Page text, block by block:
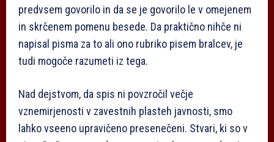
predvsem govorilo in da se je govorilo le v omejenem
in skrčenem pomenu besede. Da praktično nihče ni
napisal pisma za to ali ono rubriko pisem bralcev, je
tudi mogoče razumeti iz tega.
Nad dejstvom, da spis ni povzročil večje
vznemirjenosti v zavestnih plasteh javnosti, smo
lahko vseeno upravičeno presenečeni. Stvari, ki so v